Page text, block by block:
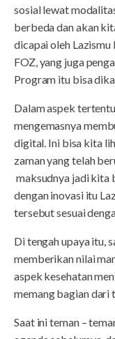
sosial lewat
berbeda dan akan
dicapai oleh
FOZ, yang juga
Program itu bisa
Dalam aspek
mengemasnya
digital. Ini bisa kita
zaman yang telah
maksudnya jadi kita
dengan inovasi itu
tersebut sesuai
Di tengah upaya itu,
memberikan nilai
aspek kesehatan
memang bagian dari
Saat ini teman –